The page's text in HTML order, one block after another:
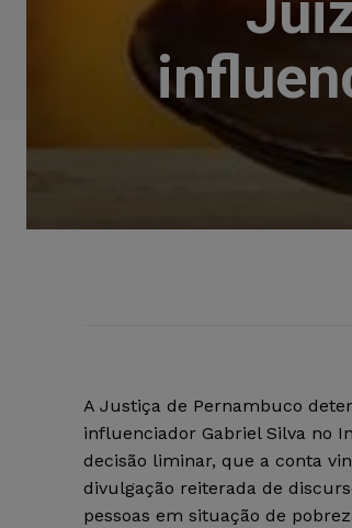
A Justiça de Pernambuco
influenciador Gabriel Silva no
decisão liminar, que a conta
divulgação reiterada de
pessoas em situação de